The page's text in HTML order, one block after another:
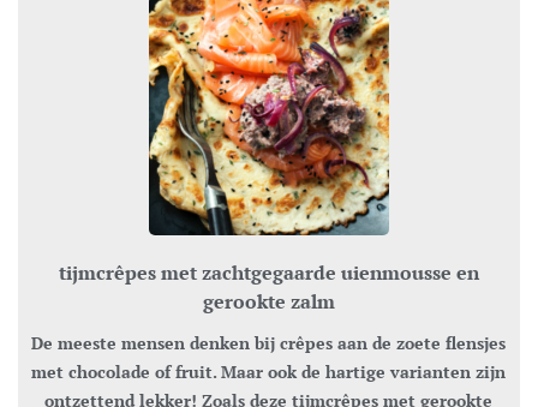
tijmcrêpes met zachtgegaarde uienmousse en
gerookte zalm
De meeste mensen denken bij crêpes aan de zoete flensjes
met chocolade of fruit. Maar ook de hartige varianten zijn
ontzettend lekker! Zoals deze tijmcrêpes met gerookte